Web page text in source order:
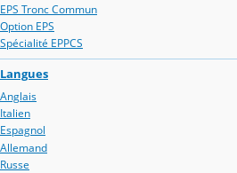
EPS Tronc Commun
Option EPS
Spécialité EPPCS
Langues
Anglais
Italien
Espagnol
Allemand
Russe